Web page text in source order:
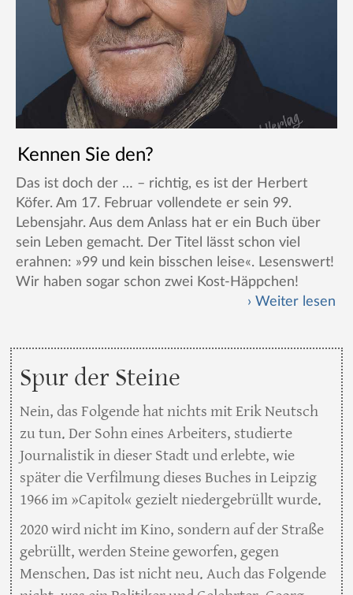
Kennen Sie den?
Das ist doch der … – richtig, es ist der Herbert
Köfer. Am 17. Februar vollendete er sein 99.
Lebensjahr. Aus dem Anlass hat er ein Buch über
sein Leben gemacht. Der Titel lässt schon viel
erahnen: »99 und kein bisschen leise«. Lesenswert!
Wir haben sogar schon zwei Kost-Häppchen!
Weiter lesen
Spur der Steine
Nein, das Folgende hat nichts mit Erik Neutsch
zu tun. Der Sohn eines Arbeiters, studierte
Journalistik in dieser Stadt und erlebte, wie
später die Verfilmung dieses Buches in Leipzig
1966 im »Capitol« gezielt niedergebrüllt wurde.
2020 wird nicht im Kino, sondern auf der Straße
gebrüllt, werden Steine geworfen, gegen
Menschen. Das ist nicht neu. Auch das Folgende